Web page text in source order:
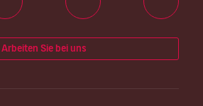
Arbeiten Sie bei uns